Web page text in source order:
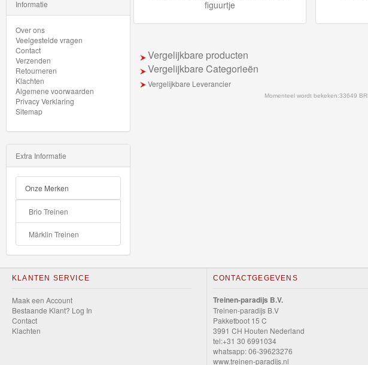
World
Treinen
Marklin
Start-
Up
Treinen
Thomas
Trackmaster
motorized
Thomas
Trackmaster
Push
Along
Thomas
de
trein
hout
figuurtje
Vergelijkbare producten
Vergelijkbare Categorieën
Vergelijkbare Leverancier
Momenteel wordt bekeken:33649
Informatie
Over ons
Veelgestelde vragen
Contact
Verzenden
Retourneren
Klachten
Algemene voorwaarden
Privacy Verklaring
Sitemap
Extra Informatie
Onze Merken
Brio Treinen
Märklin Treinen
KLANTEN SERVICE
Maak een Account
Bestaande Klant? Log In
Contact
Klachten
CONTACTGEGEVENS
Treinen-paradijs B.V.
Treinen-paradijs B.V
Pakketboot 15 C
3991 CH Houten Nederland
tel:+31 30 6991034
whatsapp: 06-39623276
www.treinen-paradijs.nl